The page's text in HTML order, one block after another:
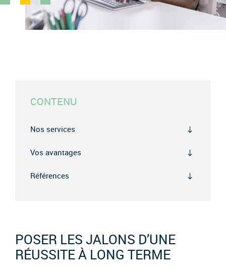
CONTENU
Nos services
Vos avantages
Références
POSER LES JALONS D’UNE
RÉUSSITE À LONG TERME